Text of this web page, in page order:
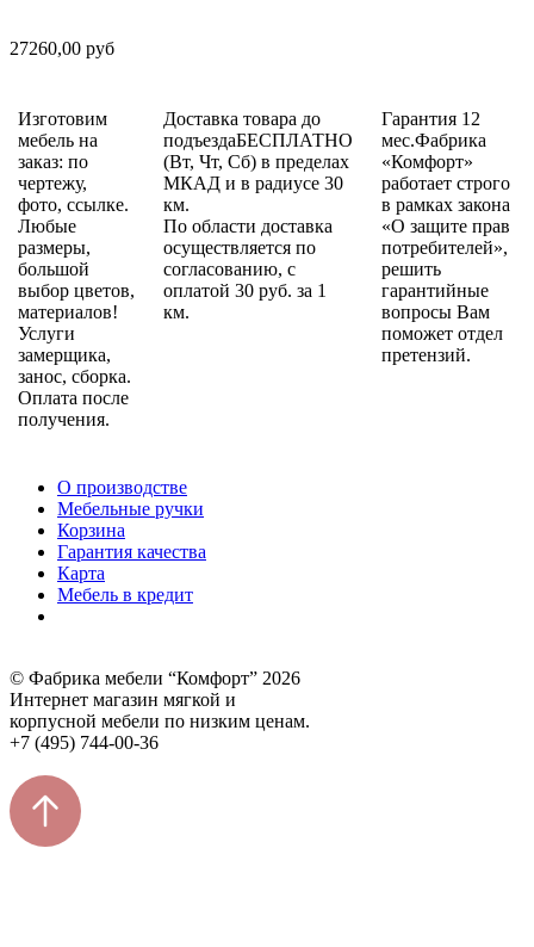
27260,00 руб
Изготовим
мебель на
заказ: по
чертежу,
фото, ссылке.
Любые
размеры,
большой
выбор цветов,
материалов!
Услуги
замерщика,
занос, сборка.
Оплата после
получения.
Доставка товара до
подъездаБЕСПЛАТНО
(Вт, Чт, Сб) в пределах
МКАД и в радиусе 30
км.
По области доставка
осуществляется по
согласованию, с
оплатой 30 руб. за 1
км.
Гарантия 12
мес.Фабрика
«Комфорт»
работает строго
в рамках закона
«О защите прав
потребителей»,
решить
гарантийные
вопросы Вам
поможет отдел
претензий.
О производстве
Мебельные ручки
Корзина
Гарантия качества
Карта
Мебель в кредит
© Фабрика мебели “Комфорт” 2026
Интернет магазин мягкой и
корпусной мебели по низким ценам.
+7 (495) 744-00-36